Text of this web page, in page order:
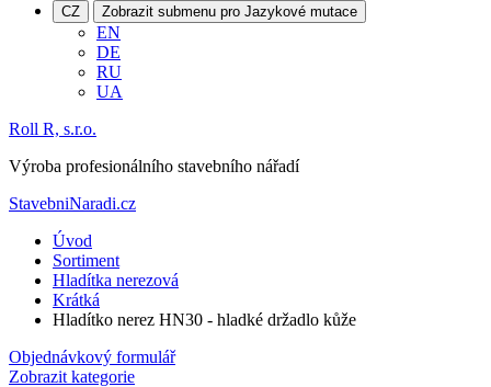
CZ Zobrazit submenu pro Jazykové mutace
EN
DE
RU
UA
Roll R, s.r.o.
Výroba profesionálního stavebního nářadí
StavebniNaradi.cz
Úvod
Sortiment
Hladítka nerezová
Krátká
Hladítko nerez HN30 - hladké držadlo kůže
Objednávkový formulář
Zobrazit kategorie